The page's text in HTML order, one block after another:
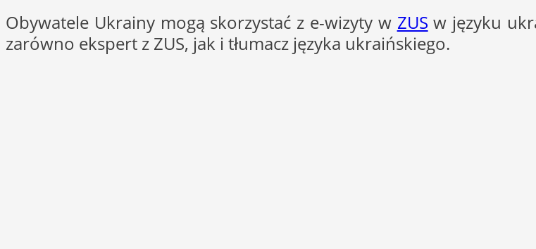
Obywatele Ukrainy mogą skorzystać z e-wizyty w ZUS w języku
zarówno ekspert z ZUS, jak i tłumacz języka ukraińskiego.